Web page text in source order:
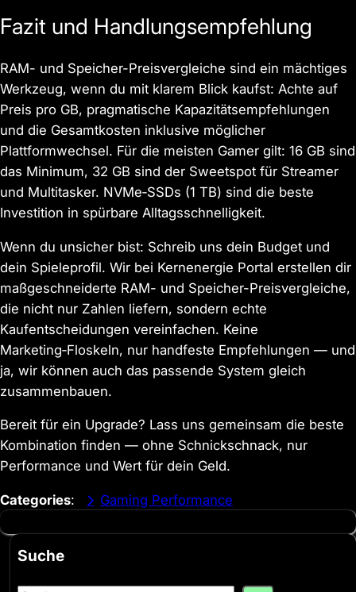
Fazit und Handlungsempfehlung
RAM- und Speicher-Preisvergleiche sind ein mächtiges
Werkzeug, wenn du mit klarem Blick kaufst: Achte auf
Preis pro GB, pragmatische Kapazitätsempfehlungen
und die Gesamtkosten inklusive möglicher
Plattformwechsel. Für die meisten Gamer gilt: 16 GB sind
das Minimum, 32 GB sind der Sweetspot für Streamer
und Multitasker. NVMe‑SSDs (1 TB) sind die beste
Investition in spürbare Alltagsschnelligkeit.
Wenn du unsicher bist: Schreib uns dein Budget und
dein Spieleprofil. Wir bei Kernenergie Portal erstellen dir
maßgeschneiderte RAM- und Speicher-Preisvergleiche,
die nicht nur Zahlen liefern, sondern echte
Kaufentscheidungen vereinfachen. Keine
Marketing‑Floskeln, nur handfeste Empfehlungen — und
ja, wir können auch das passende System gleich
zusammenbauen.
Bereit für ein Upgrade? Lass uns gemeinsam die beste
Kombination finden — ohne Schnickschnack, nur
Performance und Wert für dein Geld.
Categories: Gaming Performance
Suche